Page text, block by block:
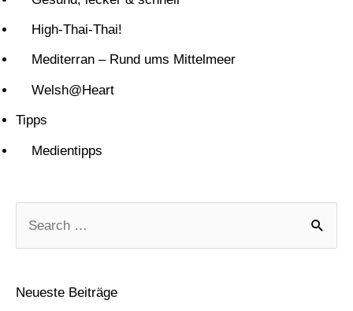
High-Thai-Thai!
Mediterran – Rund ums Mittelmeer
Welsh@Heart
Tipps
Medientipps
Neueste Beiträge